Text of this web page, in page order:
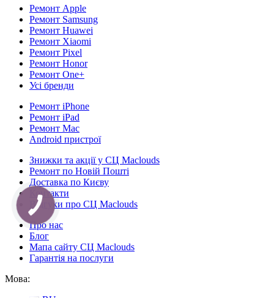
Ремонт Apple
Ремонт Samsung
Ремонт Huawei
Ремонт Xiaomi
Ремонт Pixel
Ремонт Honor
Ремонт One+
Усі бренди
Ремонт iPhone
Ремонт iPad
Ремонт Mac
Android пристрої
Знижки та акції у СЦ Maclouds
Ремонт по Новій Пошті
Доставка по Києву
Контакти
Відгуки про СЦ Maclouds
Про нас
Блог
Мапа сайту СЦ Maclouds
Гарантія на послуги
Мова: